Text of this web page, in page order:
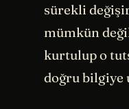
sürekli
mümkün
kurtulup o
doğru bilgiye